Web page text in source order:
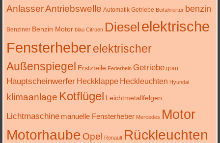
AnlasserAntriebswelle Automatik Getriebe Beifahrertür benzin
Benziner Benzin Motor blau Citroen Diesel elektrische
Fensterheberelektrischer
Außenspiegel Erstzteile Federbein Getriebe grau
Hauptscheinwerfer Heckklappe Heckleuchten Hyundai
klimaanlage Kotflügel Leichtmetallfelgen
Lichtmaschine manuelle Fensterheber Mercedes Motor
Motorhaube Opel Renault Rückleuchten